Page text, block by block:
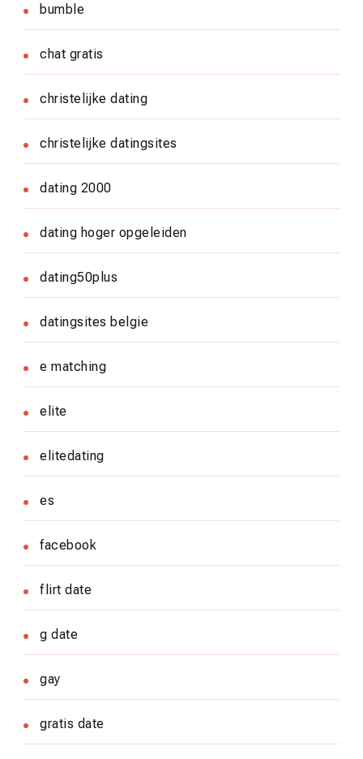
bumble
chat gratis
christelijke dating
christelijke datingsites
dating 2000
dating hoger opgeleiden
dating50plus
datingsites belgie
e matching
elite
elitedating
es
facebook
flirt date
g date
gay
gratis date